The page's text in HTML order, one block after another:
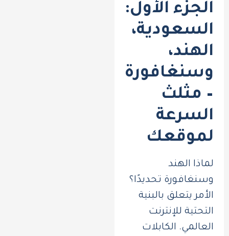
الجزء الأول:
السعودية،
الهند،
وسنغافورة
– مثلث
السرعة
لموقعك
لماذا الهند
وسنغافورة تحديدًا؟
الأمر يتعلق بالبنية
التحتية للإنترنت
العالمي. الكابلات